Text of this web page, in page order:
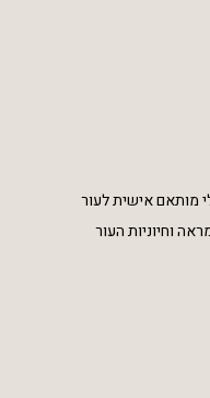
מותאם אישית לעור
וחיוניות העור